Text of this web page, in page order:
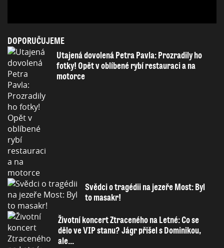
DOPORUČUJEME
Utajená dovolená Petra Pavla: Prozradily ho
fotky! Opět v oblíbené rybí restauraci a na
motorce
Svědci o tragédii na jezeře Most: Byl
to masakr!
Životní koncert Ztraceného na Letné: Co se
dělo ve VIP stanu? Jágr přišel s Dominikou,
ale...